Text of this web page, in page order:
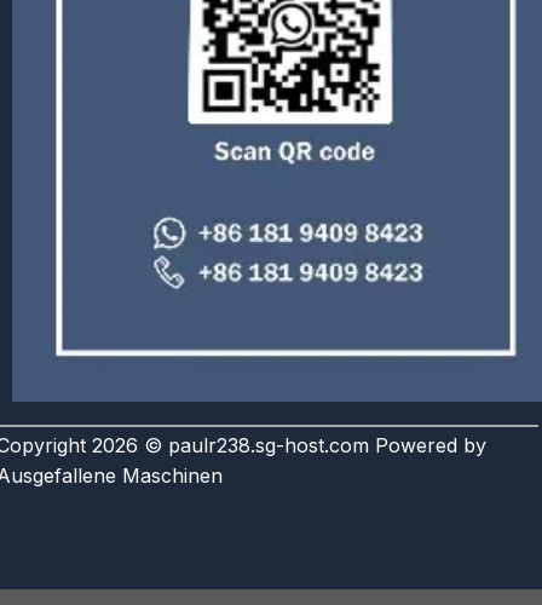
2026 © paulr238.sg-host.com Powered by
Maschinen